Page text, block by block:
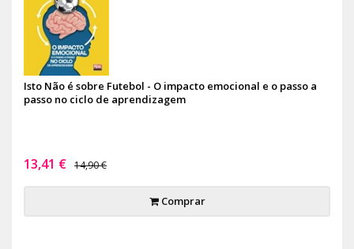
Isto Não é sobre Futebol - O impacto emocional e o passo a
passo no ciclo de aprendizagem
13,41 € 14,90 €
Comprar